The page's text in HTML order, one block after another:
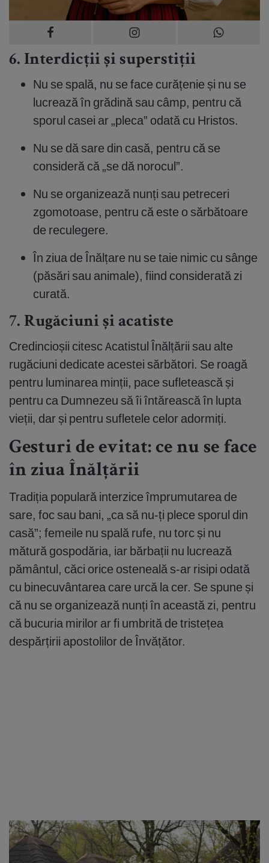
6. Interdicții și superstiții
Nu se spală, nu se face curățenie și nu se
lucrează în grădină sau câmp, pentru că
sporul casei ar „pleca” odată cu Hristos.
Nu se dă sare din casă, pentru că se
consideră că „se dă norocul”.
Nu se organizează nunți sau petreceri
zgomotoase, pentru că este o sărbătoare
de reculegere.
În ziua de Înălțare nu se taie nimic cu sânge
(păsări sau animale), fiind considerată zi
curată.
7. Rugăciuni și acatiste
Credincioșii citesc Acatistul Înălțării sau alte
rugăciuni dedicate acestei sărbători. Se roagă
pentru luminarea minții, pace sufletească și
pentru ca Dumnezeu să îi întărească în lupta
vieții, dar și pentru sufletele celor adormiți.
Gesturi de evitat: ce nu se face
în ziua Înălțării
Tradiția populară interzice împrumutarea de
sare, foc sau bani, „ca să nu-ți plece sporul din
casă”; femeile nu spală rufe, nu torc și nu
mătură gospodăria, iar bărbații nu lucrează
pământul, căci orice osteneală s-ar risipi odată
cu binecuvântarea care urcă la cer. Se spune și
că nu se organizează nunți în această zi, pentru
că bucuria mirilor ar fi umbrită de tristețea
despărțirii apostolilor de Învățător.